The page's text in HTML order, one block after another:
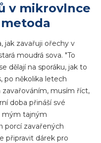
v mikrovlnce
jak zavařuji ořechy v
moudrá sova. "To
dělají na sporáku, jak to
po několika letech
musím říct,
doba přináší své
mým tajným
porcí zavařených
připravit dárek pro